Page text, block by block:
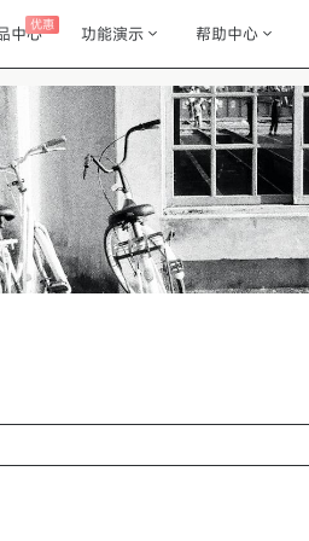
中心优惠 功能演示 帮助中心